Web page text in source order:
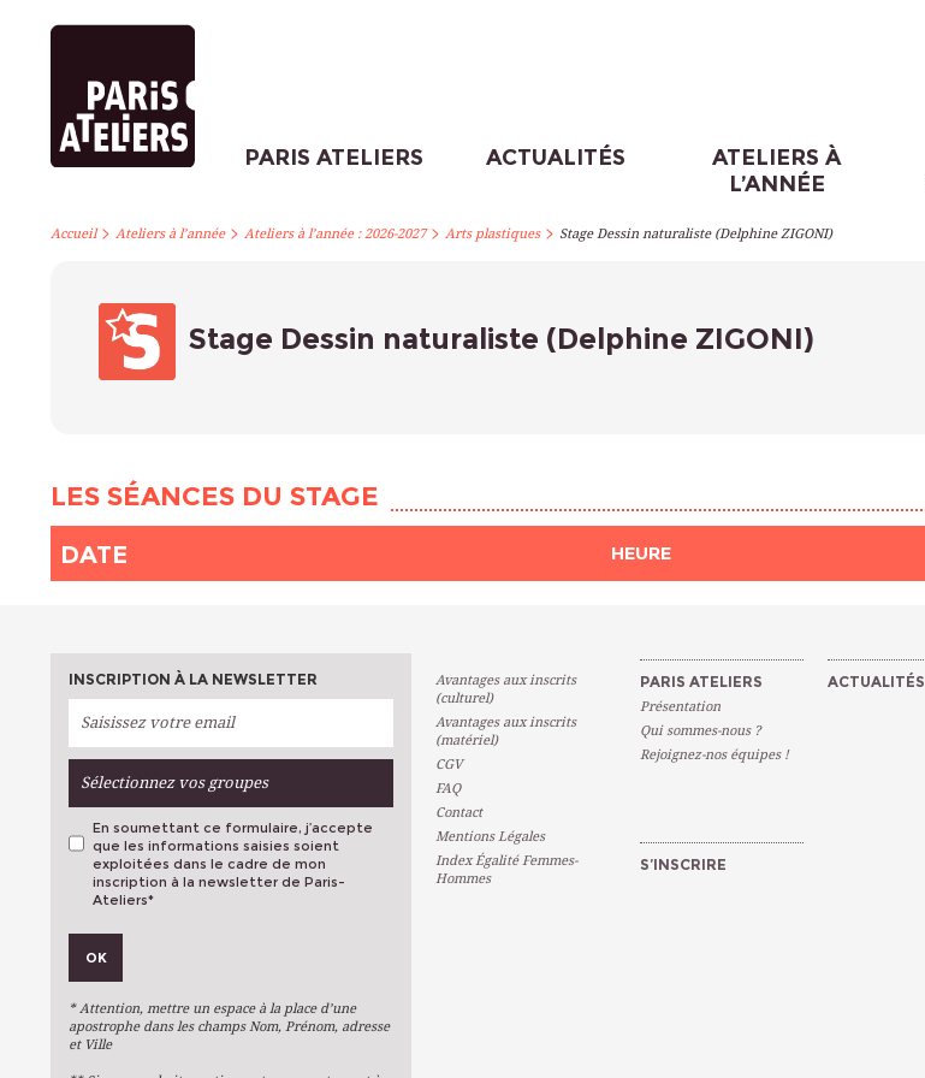
PARIS ATELIERS ACTUALITÉS
ATELIERS À
L’ANNÉE
Accueil> Ateliers à l’année> Ateliers à l’année : 2026-2027> Arts plastiques> Stage Dessin naturaliste (Delphine ZIGONI)
Stage Dessin naturaliste (Delphine ZIGONI)
LES SÉANCES DU STAGE
DATE HEURE
INSCRIPTION À LA NEWSLETTER
Sélectionnez vos groupes
Métiers D'art
Arts Du Texte
En soumettant ce formulaire, j’accepte
que les informations saisies soient
exploitées dans le cadre de mon
inscription à la newsletter de Paris-
Ateliers*
OK
* Attention, mettre un espace à la place d’une
apostrophe dans les champs Nom, Prénom, adresse
et Ville
Avantages aux inscrits
(culturel)
Avantages aux inscrits
(matériel)
CGV
FAQ
Contact
Mentions Légales
Index Égalité Femmes-
Hommes
PARIS ATELIERS
Présentation
Qui sommes-nous ?
Rejoignez-nos équipes !
ACTUALITÉS
S’INSCRIRE